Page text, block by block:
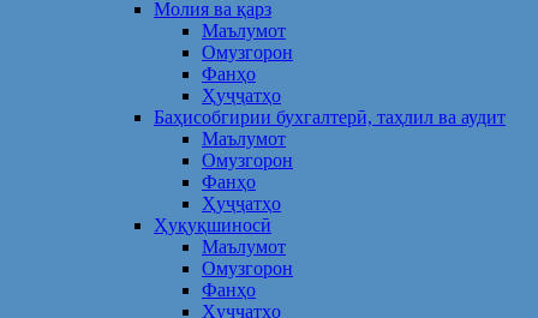
Молия ва қарз
Маълумот
Омузгорон
Фанҳо
Ҳуҷҷатҳо
Баҳисобгирии бухгалтерӣ, таҳлил ва аудит
Маълумот
Омузгорон
Фанҳо
Ҳуҷҷатҳо
Ҳуқуқшиносӣ
Маълумот
Омузгорон
Фанҳо
Ҳуҷҷатҳо